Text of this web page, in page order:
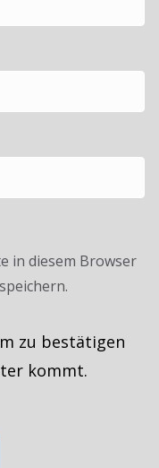
in diesem Browser
zu bestätigen
kommt.